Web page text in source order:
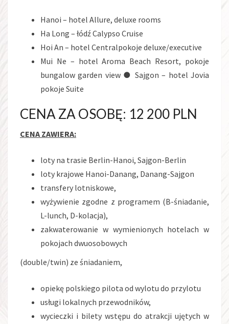
Hanoi – hotel Allure, deluxe rooms
Ha Long – łódź Calypso Cruise
Hoi An – hotel Centralpokoje deluxe/executive
Mui Ne – hotel Aroma Beach Resort, pokoje
bungalow garden view ● Sajgon – hotel Jovia
pokoje Suite
CENA ZA OSOBĘ: 12 200 PLN
CENA ZAWIERA:
loty na trasie Berlin-Hanoi, Sajgon-Berlin
loty krajowe Hanoi-Danang, Danang-Sajgon
transfery lotniskowe,
wyżywienie zgodne z programem (B-śniadanie,
L-lunch, D-kolacja),
zakwaterowanie w wymienionych hotelach w
pokojach dwuosobowych
(double/twin) ze śniadaniem,
opiekę polskiego pilota od wylotu do przylotu
usługi lokalnych przewodników,
wycieczki i bilety wstępu do atrakcji ujętych w